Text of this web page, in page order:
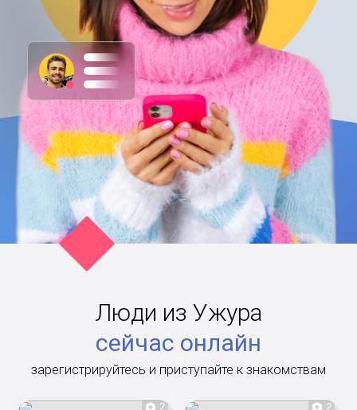
Люди из Ужура
сейчас онлайн
зарегистрируйтесь и приступайте к знакомствам
2 2